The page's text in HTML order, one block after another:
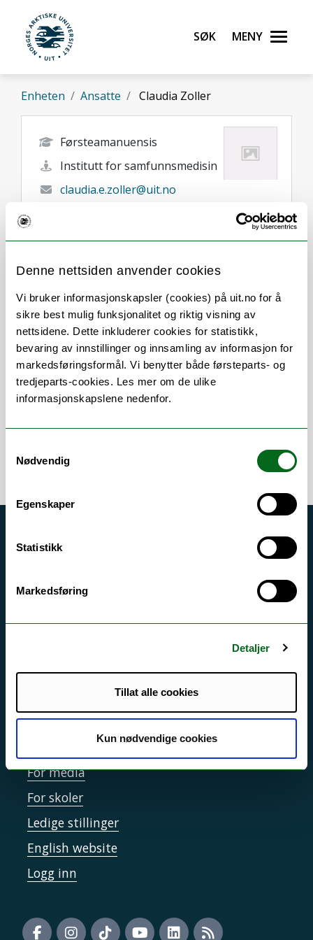
Denne nettsiden anvender cookies
Vi bruker informasjonskapsler (cookies) på uit.no for å
sikre best mulig funksjonalitet og riktig visning av
nettsidene. Dette inkluderer cookies for statistikk,
bevaring av innstillinger og innsamling av informasjon for
markedsføringsformål. Vi benytter både førsteparts- og
tredjeparts-cookies. Les mer om de ulike
informasjonskapslene nedenfor.
Nødvendig
Egenskaper
Statistikk
Markedsføring
Detaljer
Tillat alle cookies
Kun nødvendige cookies
Gå til hovedinnhold
UiT Norges arktiske universitet
Søk Meny
Enheten Ansatte Claudia Zoller
Førsteamanuensis
Institutt for samfunnsmedisin
claudia.e.zoller@uit.no
Her finner du meg
Forskning og undervisning
Publikasjoner
Her finner du meg
Driftsmeldinger
Tilgjengelighetserklæring
Kontakt UiT
For media
For skoler
Ledige stillinger
English website
Logg inn